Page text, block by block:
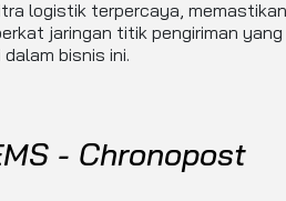
logistik terpercaya, memastikan
jaringan titik pengiriman
bisnis ini.
- Chronopost